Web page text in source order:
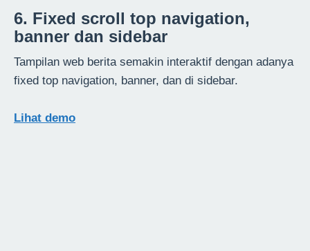
6. Fixed scroll top navigation,
banner dan sidebar
Tampilan web berita semakin interaktif dengan adanya
fixed top navigation, banner, dan di sidebar.
Lihat demo